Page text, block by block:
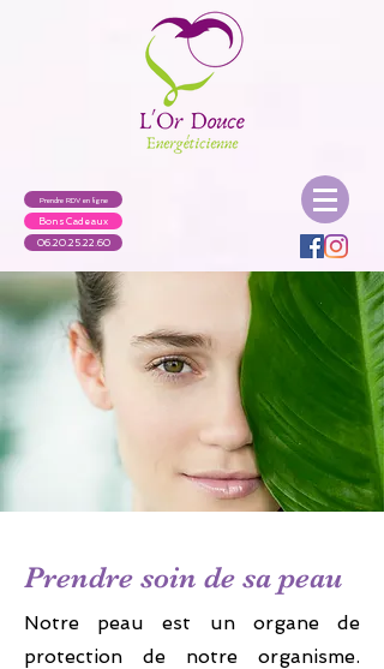
Prendre RDV en ligne
Bons Cadeaux
06.20.25.22.60
Prendre soin de sa peau
Notre peau est un organe de
protection de notre organisme.